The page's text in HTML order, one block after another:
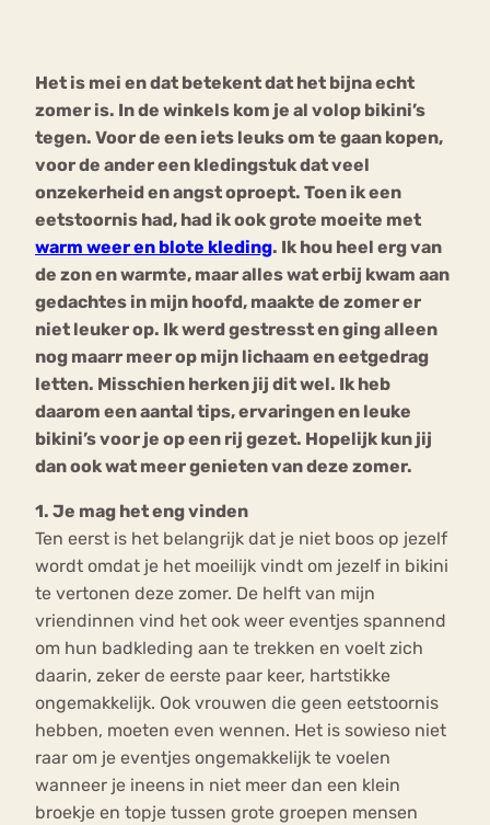
Het is mei en dat betekent dat het bijna echt
zomer is. In de winkels kom je al volop bikini’s
tegen. Voor de een iets leuks om te gaan kopen,
voor de ander een kledingstuk dat veel
onzekerheid en angst oproept. Toen ik een
eetstoornis had, had ik ook grote moeite met
warm weer en blote kleding. Ik hou heel erg van
de zon en warmte, maar alles wat erbij kwam aan
gedachtes in mijn hoofd, maakte de zomer er
niet leuker op. Ik werd gestresst en ging alleen
nog maarr meer op mijn lichaam en eetgedrag
letten. Misschien herken jij dit wel. Ik heb
daarom een aantal tips, ervaringen en leuke
bikini’s voor je op een rij gezet. Hopelijk kun jij
dan ook wat meer genieten van deze zomer.
1. Je mag het eng vinden
Ten eerst is het belangrijk dat je niet boos op jezelf
wordt omdat je het moeilijk vindt om jezelf in bikini
te vertonen deze zomer. De helft van mijn
vriendinnen vind het ook weer eventjes spannend
om hun badkleding aan te trekken en voelt zich
daarin, zeker de eerste paar keer, hartstikke
ongemakkelijk. Ook vrouwen die geen eetstoornis
hebben, moeten even wennen. Het is sowieso niet
raar om je eventjes ongemakkelijk te voelen
wanneer je ineens in niet meer dan een klein
broekje en topje tussen grote groepen mensen
Chat
Forum
mia
Nerv
osa
Eetstoornis Anorexia Nervosa
Eetbuien Piekeren Sport
Trauma
Orthorexia
Afvallen Angst